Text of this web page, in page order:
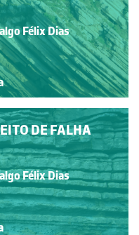
Félix Dias
DE FALHA
Félix Dias